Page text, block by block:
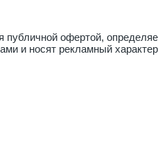
публичной офертой,
и носят рекламный